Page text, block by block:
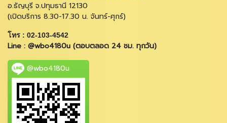
อ.ธัญบุรี จ.ปทุมธานี 12130
(เปิดบริการ 8.30-17.30 น. จันทร์-ศุกร์)
โทร : 02-103-4542
Line : @wbo4180u (ตอบตลอด 24 ชม. ทุกวัน)
@wbo4180u